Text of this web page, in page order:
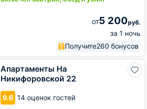
от5 200руб.
за 1 ночь
Получите260 бонусов
Апартаменты На
Никифоровской 22
9.6 14 оценок гостей